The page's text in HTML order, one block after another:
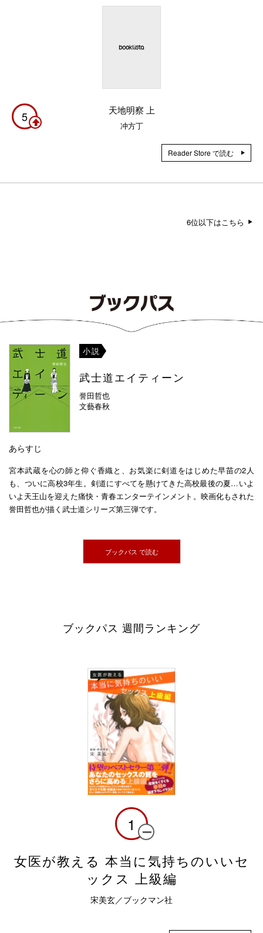
5 天地明察 上
冲方丁
Reader Store で読む
6位以下はこちら
小説
武士道エイティーン
誉田哲也
文藝春秋
あらすじ
宮本武蔵を心の師と仰ぐ香織と、お気楽に剣道をはじめた早苗の2人
も、ついに高校3年生。剣道にすべてを懸けてきた高校最後の夏…いよ
いよ天王山を迎えた痛快・青春エンターテインメント。映画化もされた
誉田哲也が描く武士道シリーズ第三弾です。
ブックパス で読む
ブックパス 週間ランキング
1
女医が教える 本当に気持ちのいいセ
ックス 上級編
宋美玄／ブックマン社